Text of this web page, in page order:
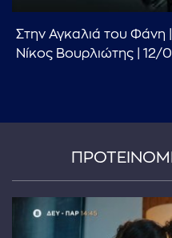
...πληκτρολογήστε
Στην Αγκαλιά του Φάνη
Νίκος Βουρλιώτης |